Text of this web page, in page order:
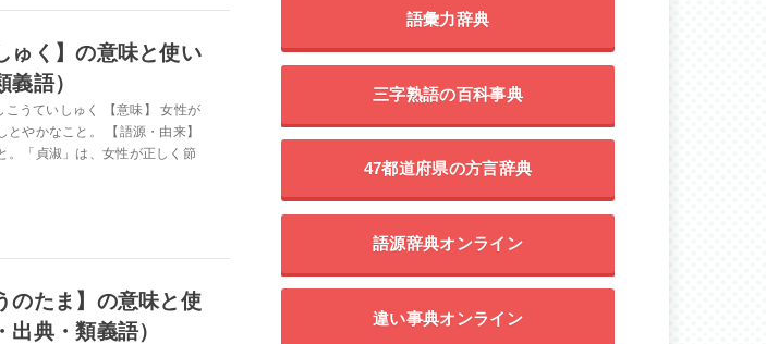
ゅく】の意味と使い
語）
こうていしゅく 【意味】 女性が
やかなこと。 【語源・由来】
。「貞淑」は、女性が正しく節
のたま】の意味と使
典・類義語）
語彙力辞典
三字熟語の百科事典
47都道府県の方言辞典
語源辞典オンライン
違い事典オンライン